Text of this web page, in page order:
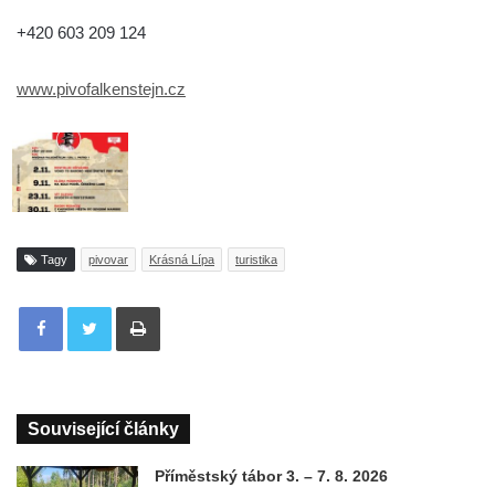
+420 603 209 124
www.pivofalkenstejn.cz
Tagy pivovar Krásná Lípa turistika
Tisknout
Související články
Příměstský tábor 3. – 7. 8. 2026